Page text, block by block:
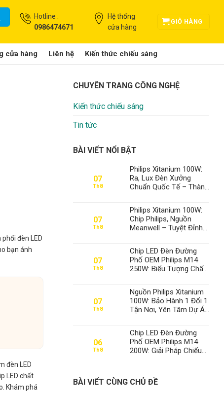
Hotline :
0986474671
Hệ thống
cửa hàng
GIỎ HÀNG
cửa hàng Liên hệ Kiến thức chiếu sáng
đèn LED
bạn ánh
đèn LED
LED chất
Khám phá
CHUYÊN TRANG CÔNG NGHỆ
Kiến thức chiếu sáng
Tin tức
BÀI VIẾT NỔI BẬT
07
Th8
Philips Xitanium 100W:
Ra, Lux Đèn Xưởng
Chuẩn Quốc Tế – Thành
07
Th8
Philips Xitanium 100W:
Chip Philips, Nguồn
Meanwell – Tuyệt Đỉnh
07
Th8
Chip LED Đèn Đường
Phố OEM Philips M14
250W: Biểu Tượng Chất
Thế Số 1 Của Thành Đạt
LED
07
Th8
Nguồn Philips Xitanium
100W: Bảo Hành 1 Đổi 1
Tận Nơi, Yên Tâm Dự Án
06
Th8
Chip LED Đèn Đường
Phố OEM Philips M14
200W: Giải Pháp Chiếu
Thành Đạt LED
BÀI VIẾT CÙNG CHỦ ĐỀ